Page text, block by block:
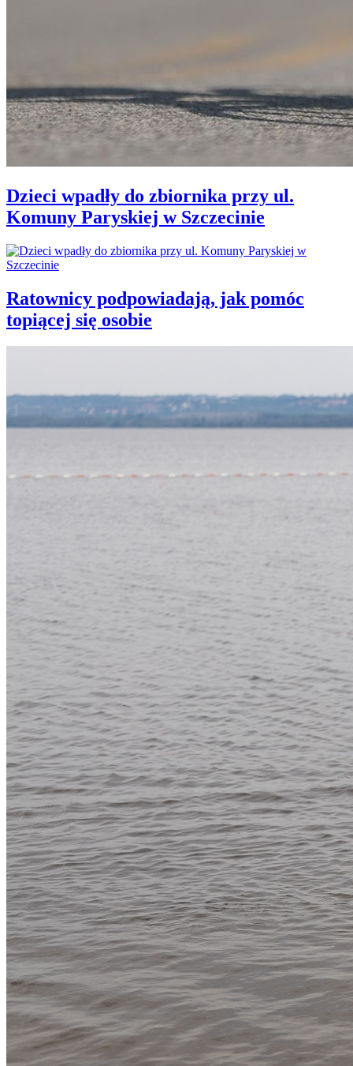
Dzieci wpadły do zbiornika przy ul.
Komuny Paryskiej w Szczecinie
Ratownicy podpowiadają, jak pomóc
topiącej się osobie